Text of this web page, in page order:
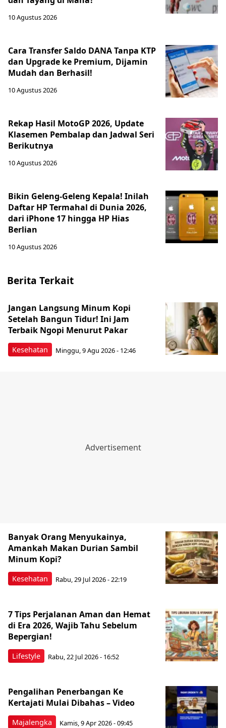
10 Agustus 2026
Cara Transfer Saldo DANA Tanpa KTP
dan Upgrade ke Premium, Dijamin
Mudah dan Berhasil!
10 Agustus 2026
Rekap Hasil MotoGP 2026, Update
Klasemen Pembalap dan Jadwal Seri
Berikutnya
10 Agustus 2026
Bikin Geleng-Geleng Kepala! Inilah
Daftar HP Termahal di Dunia 2026,
dari iPhone 17 hingga HP Hias
Berlian
10 Agustus 2026
Berita Terkait
Kesehatan
Jangan Langsung Minum Kopi
Setelah Bangun Tidur! Ini Jam
Terbaik Ngopi Menurut Pakar
Minggu, 9 Agu 2026 - 12:46
Kesehatan
Banyak Orang Menyukainya,
Amankah Makan Durian Sambil
Minum Kopi?
Rabu, 29 Jul 2026 - 22:19
Lifestyle
7 Tips Perjalanan Aman dan Hemat
di Era 2026, Wajib Tahu Sebelum
Bepergian!
Rabu, 22 Jul 2026 - 16:52
Majalengka
Pengalihan Penerbangan Ke
Kertajati Mulai Dibahas – Video
Kamis, 9 Apr 2026 - 09:45